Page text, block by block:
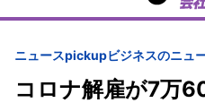
ニュースpickupビジネスのニュ
コロナ解雇が7万